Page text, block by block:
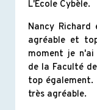
L'École Cybèle.
Nancy Richard
agréable et
moment je
de la Faculté
top également.
très agréable.